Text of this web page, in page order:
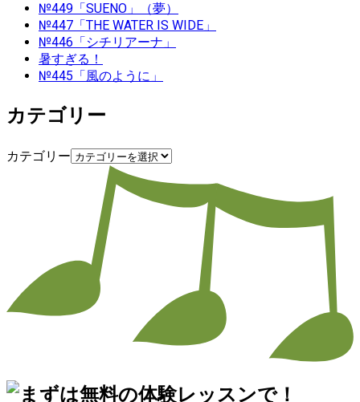
№449「SUENO」（夢）
№447「THE WATER IS WIDE」
№446「シチリアーナ」
暑すぎる！
№445「風のように」
カテゴリー
カテゴリー